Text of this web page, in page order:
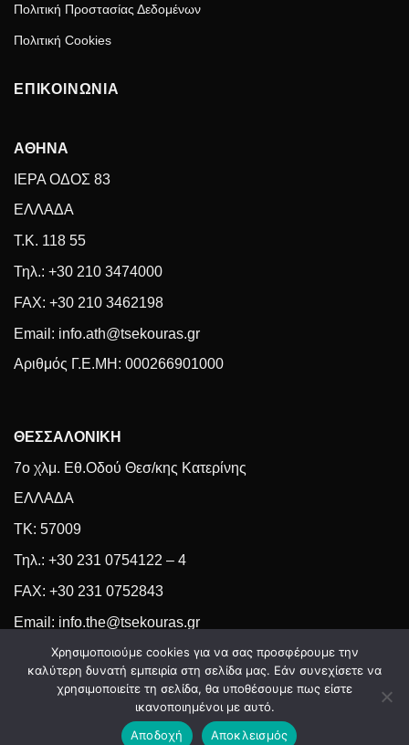
Πολιτική Προστασίας Δεδομένων
Πολιτική Cookies
ΕΠΙΚΟΙΝΩΝΙΑ
ΑΘΗΝΑ
ΙΕΡΑ ΟΔΟΣ 83
ΕΛΛΑΔΑ
Τ.Κ. 118 55
Τηλ.: +30 210 3474000
FAX: +30 210 3462198
Email: info.ath@tsekouras.gr
Αριθμός Γ.Ε.MH: 000266901000
ΘΕΣΣΑΛΟΝΙΚΗ
7ο χλμ. Εθ.Οδού Θεσ/κης Κατερίνης
ΕΛΛΑΔΑ
ΤΚ: 57009
Τηλ.: +30 231 0754122 – 4
FAX: +30 231 0752843
Email: info.the@tsekouras.gr
Copyright 2026 ©EasyComTech
Χρησιμοποιούμε cookies για να σας προσφέρουμε την
καλύτερη δυνατή εμπειρία στη σελίδα μας. Εάν συνεχίσετε να
χρησιμοποιείτε τη σελίδα, θα υποθέσουμε πως είστε
ικανοποιημένοι με αυτό.
Αποδοχή
Αποκλεισμός